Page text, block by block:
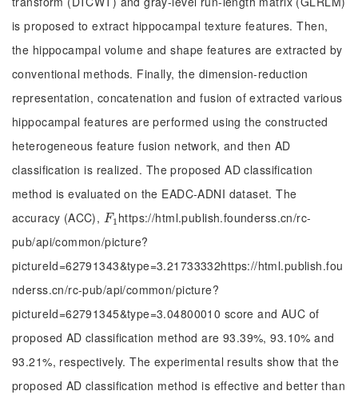
is proposed to extract hippocampal texture features. Then,
the hippocampal volume and shape features are extracted by
conventional methods. Finally, the dimension-reduction
representation, concatenation and fusion of extracted various
hippocampal features are performed using the constructed
heterogeneous feature fusion network, and then AD
classification is realized. The proposed AD classification
method is evaluated on the EADC-ADNI dataset. The
accuracy (ACC), F1
F1 https://html.publish.founderss.cn/rc-
pub/api/common/picture?
pictureId=62791343&type=3.21733332https://html.publish.fou
nderss.cn/rc-pub/api/common/picture?
pictureId=62791345&type=3.04800010 score and AUC of
proposed AD classification method are 93.39%, 93.10% and
93.21%, respectively. The experimental results show that the
proposed AD classification method is effective and better than